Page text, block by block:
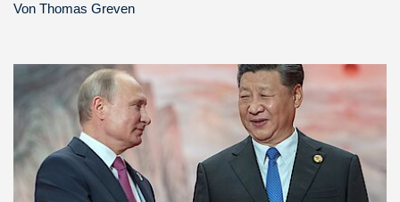
Von Thomas Greven